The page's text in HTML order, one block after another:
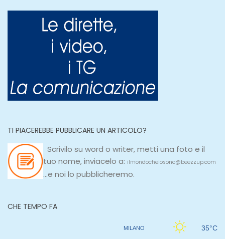
TI PIACEREBBE PUBBLICARE UN ARTICOLO?
Scrivilo su word o writer, metti una foto e il
tuo nome, inviacelo a: ilmondocheiosono@beezzup.com
...e noi lo pubblicheremo.
CHE TEMPO FA